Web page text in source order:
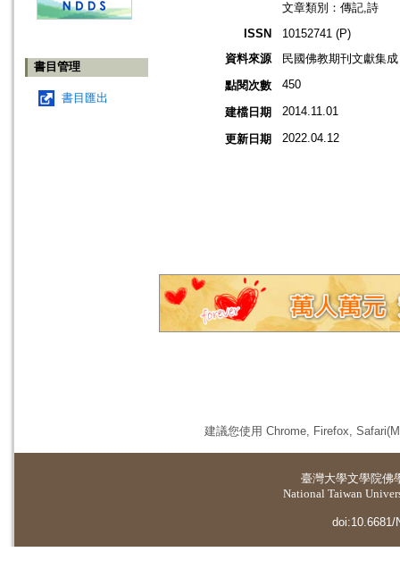
書目管理
書目匯出
文章類別：傳記,詩
ISSN
10152741 (P)
資料來源
民國佛教期刊文獻集
點閱次數
450
建檔日期 2014.11.01
更新日期 2022.04.12
建議您使用 Chrome, Firefox,
臺灣大學文學院佛
National Taiwan
doi:10.6681/